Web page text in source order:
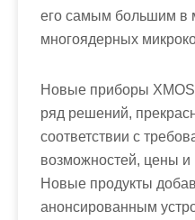
его самым большим в
многоядерных
Новые приборы
ряд решений,
соответствии с
возможностей, цены и
Новые продукты
анонсированным